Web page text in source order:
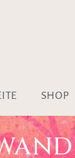
SHOP